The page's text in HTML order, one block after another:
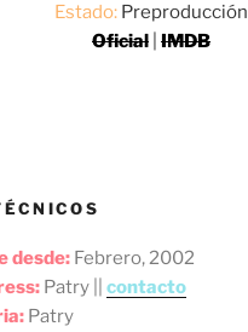
Estado: Preproducción
Oficial IMDB
desde: Febrero, 2002
Patry || contacto
Patry